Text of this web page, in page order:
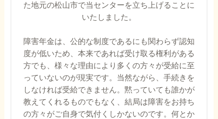
た地元の松山市で当センターを立ち上げることに
いたしました。
障害年金は、公的な制度であるにも関わらず認知
度が低いため、本来であれば受け取る権利がある
方でも、様々な理由により多くの方々が受給に至
っていないのが現実です。当然ながら、手続きを
しなければ受給できません。黙っていても誰かが
教えてくれるものでもなく、結局は障害をお持ち
の方々がご自身で気付くしかないのです。何とか